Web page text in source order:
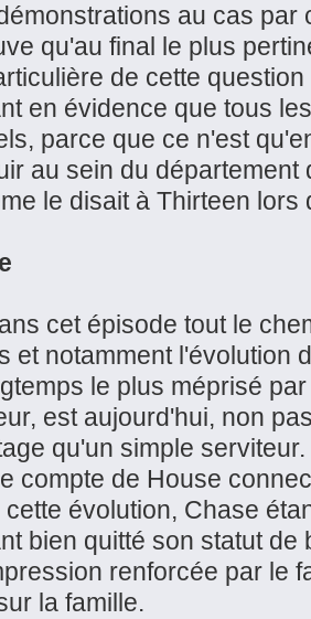
au cas par
qu'au final le plus
de cette
en évidence que tous
parce que ce n'est
au sein du département
le disait à Thirteen lors
cet épisode tout le
et notamment l'évolution
le plus méprisé
est aujourd'hui, non
qu'un simple
compte de House
évolution, Chase
bien quitté son statut
renforcée par le
la famille.